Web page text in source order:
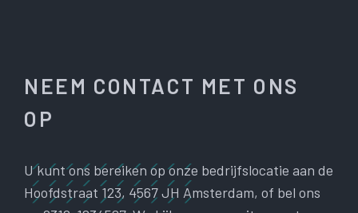
NEEM CONTACT MET ONS
OP
U kunt ons bereiken op onze bedrijfslocatie aan de
Hoofdstraat 123, 4567 JH Amsterdam, of bel ons